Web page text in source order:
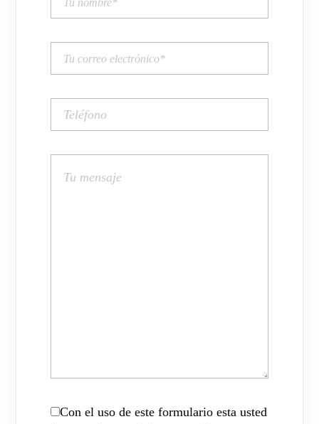
Con el uso de este formulario esta usted